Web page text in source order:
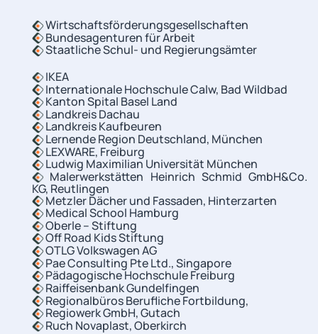
Wirtschaftsförderungsgesellschaften
Bundesagenturen für Arbeit
Staatliche Schul- und Regierungsämter
IKEA
Internationale Hochschule Calw, Bad Wildbad
Kanton Spital Basel Land
Landkreis Dachau
Landkreis Kaufbeuren
Lernende Region Deutschland, München
LEXWARE, Freiburg
Ludwig Maximilian Universität München
Malerwerkstätten Heinrich Schmid GmbH&Co.
KG, Reutlingen
Metzler Dächer und Fassaden, Hinterzarten
Medical School Hamburg
Oberle – Stiftung
Off Road Kids Stiftung
OTLG Volkswagen AG
Pae Consulting Pte Ltd., Singapore
Pädagogische Hochschule Freiburg
Raiffeisenbank Gundelfingen
Regionalbüros Berufliche Fortbildung,
Regiowerk GmbH, Gutach
Ruch Novaplast, Oberkirch